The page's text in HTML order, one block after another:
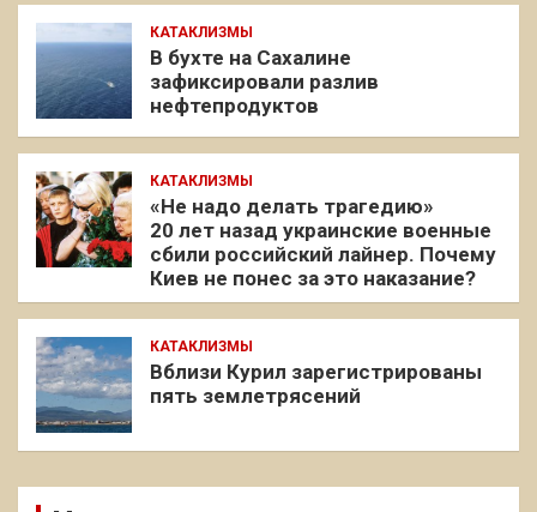
КАТАКЛИЗМЫ
В бухте на Сахалине
зафиксировали разлив
нефтепродуктов
КАТАКЛИЗМЫ
«Не надо делать трагедию»
20 лет назад украинские военные
сбили российский лайнер. Почему
Киев не понес за это наказание?
КАТАКЛИЗМЫ
Вблизи Курил зарегистрированы
пять землетрясений